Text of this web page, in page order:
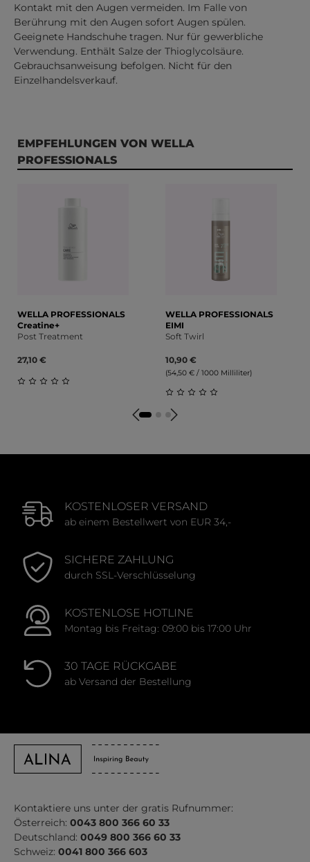
Kontakt mit den Augen vermeiden. Im Falle von
Berührung mit den Augen sofort Augen spülen.
Geeignete Handschuhe tragen. Nur für gewerbliche
Verwendung. Enthält Salze der Thioglycolsäure.
Gebrauchsanweisung befolgen. Nicht für den
Einzelhandelsverkauf.
Produktgalerie überspringen
EMPFEHLUNGEN VON WELLA
PROFESSIONALS
WELLA PROFESSIONALS
Creatine+
Post Treatment
27,10 €
WELLA PROFESSIONALS
EIMI
Soft Twirl
10,90 €
(54,50 € / 1000 Milliliter)
Durchschnittliche
KOSTENLOSER VERSAND
ab einem Bestellwert von EUR 34,-
SICHERE ZAHLUNG
durch SSL-Verschlüsselung
KOSTENLOSE HOTLINE
Montag bis Freitag: 09:00 bis 17:00 Uhr
30 TAGE RÜCKGABE
ab Versand der Bestellung
Kontaktiere uns unter der gratis Rufnummer:
Österreich: 0043 800 366 60 33
Deutschland: 0049 800 366 60 33
Schweiz: 0041 800 366 603